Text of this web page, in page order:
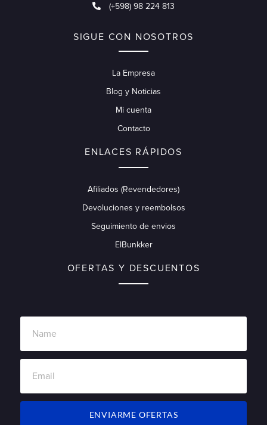
(+598) 98 224 813
SIGUE CON NOSOTROS
La Empresa
Blog y Noticias
Mi cuenta
Contacto
ENLACES RÁPIDOS
Afiliados (Revendedores)
Devoluciones y reembolsos
Seguimiento de envios
ElBunkker
OFERTAS Y DESCUENTOS
ENVIARME OFERTAS